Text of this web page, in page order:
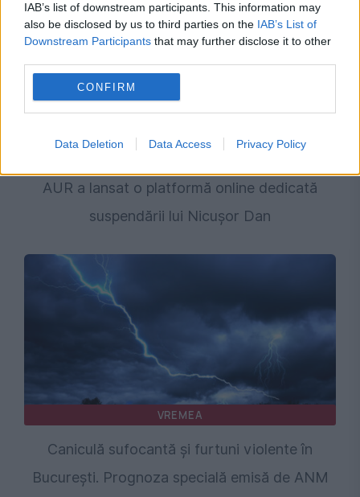
IAB’s list of downstream participants. This information may
also be disclosed by us to third parties on the IAB’s List of
Downstream Participants that may further disclose it to other
CONFIRM
Data Deletion Data Access Privacy Policy
AUR a lansat o platformă online dedicată
suspendării lui Nicușor Dan
VREMEA
Caniculă sufocantă și furtuni violente în
București. Prognoza specială emisă de ANM